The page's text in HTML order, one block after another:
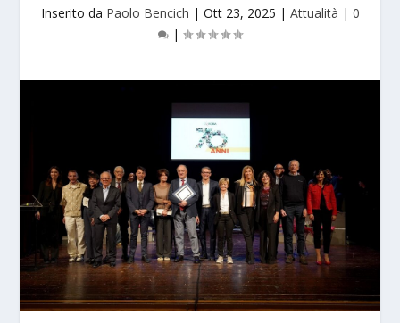
Inserito da Paolo Bencich | Ott 23, 2025 | Attualità | 0
|